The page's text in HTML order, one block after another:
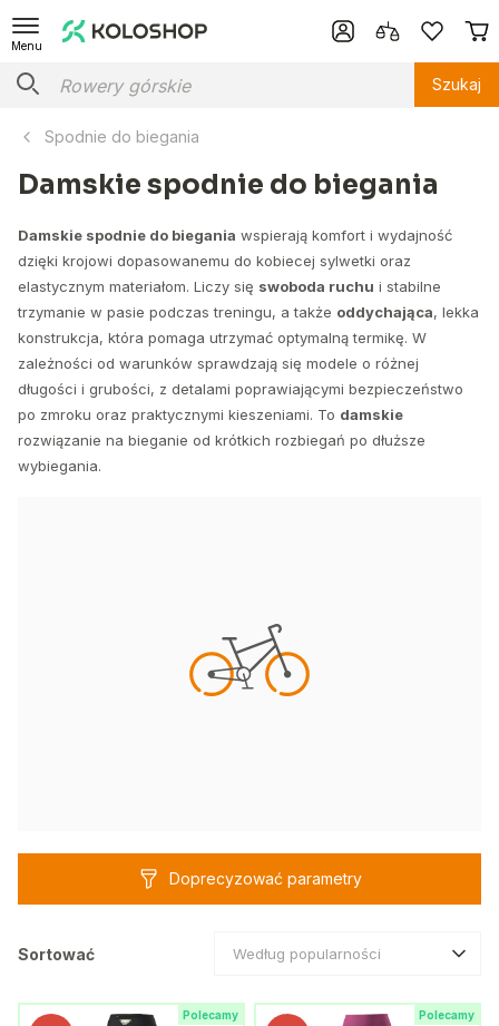
Menu
Szukaj
Spodnie do biegania
Damskie spodnie do biegania
Damskie spodnie do biegania wspierają komfort i wydajność
dzięki krojowi dopasowanemu do kobiecej sylwetki oraz
elastycznym materiałom. Liczy się swoboda ruchu i stabilne
trzymanie w pasie podczas treningu, a także oddychająca, lekka
konstrukcja, która pomaga utrzymać optymalną termikę. W
zależności od warunków sprawdzają się modele o różnej
długości i grubości, z detalami poprawiającymi bezpieczeństwo
po zmroku oraz praktycznymi kieszeniami. To damskie
rozwiązanie na bieganie od krótkich rozbiegań po dłuższe
wybiegania.
Doprecyzować parametry
Sortować Według popularności
Polecamy Polecamy